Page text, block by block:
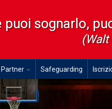
puoi sognarlo,
(Walt
Partner Safeguarding